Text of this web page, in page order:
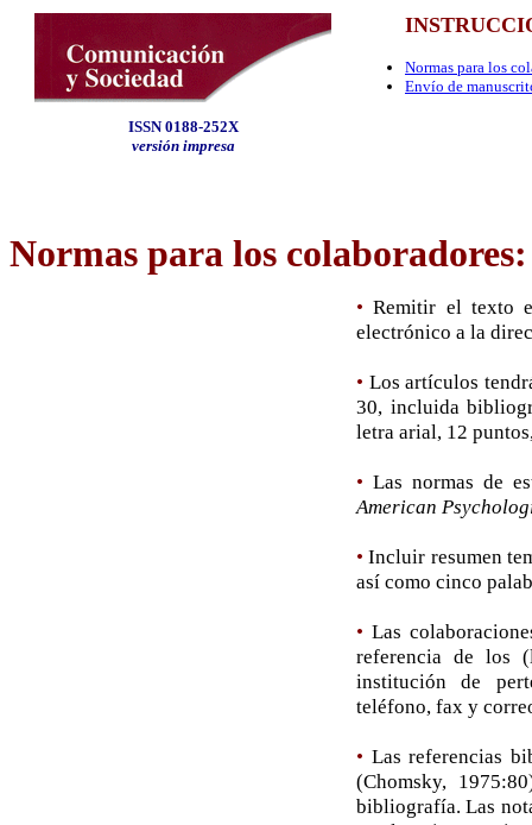
ISSN 0188-252X
versión impresa
Normas para los
Envío de
Normas para los colaboradores:
•Remitir el texto
electrónico a la
• Los artículos
30, incluida
letra arial, 12
• Las normas de
American
•Incluir resumen
así como cinco
• Las
referencia de los
institución de
teléfono, fax y
• Las referencias
(Chomsky,
bibliografía. Las